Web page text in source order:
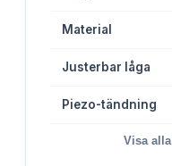
Material
Justerbar låga
Piezo-tändning
Visa alla